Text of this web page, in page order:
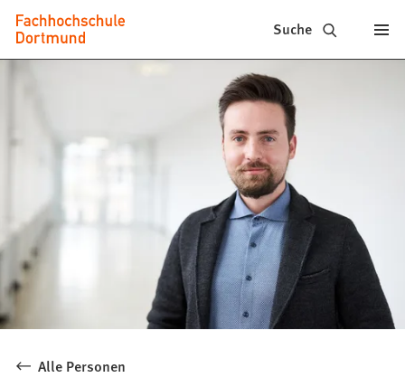
Inhalt anspringen
Fachhochschule
Dortmund
Studiengänge,
Bewerbung
Suche
Alle Personen